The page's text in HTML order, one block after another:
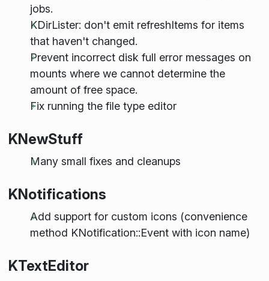
jobs.
KDirLister: don't emit refreshItems for items
that haven't changed.
Prevent incorrect disk full error messages on
mounts where we cannot determine the
amount of free space.
Fix running the file type editor
KNewStuff
Many small fixes and cleanups
KNotifications
Add support for custom icons (convenience
method KNotification::Event with icon name)
KTextEditor